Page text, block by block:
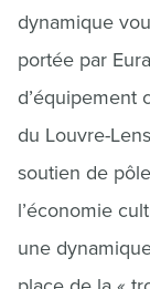
dynamique
portée par
d’équipement
du Louvre-
soutien de
l’économie
une